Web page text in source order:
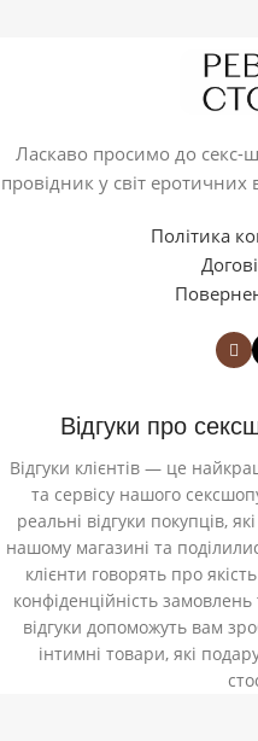
Ласкаво просимо до секс-
провідник у світ еротичних
Політика
Відгуки про
Відгуки клієнтів — це
та сервісу нашого
реальні відгуки покупців,
нашому магазині та
клієнти говорять про
конфіденційність
відгуки допоможуть вам
інтимні товари, які